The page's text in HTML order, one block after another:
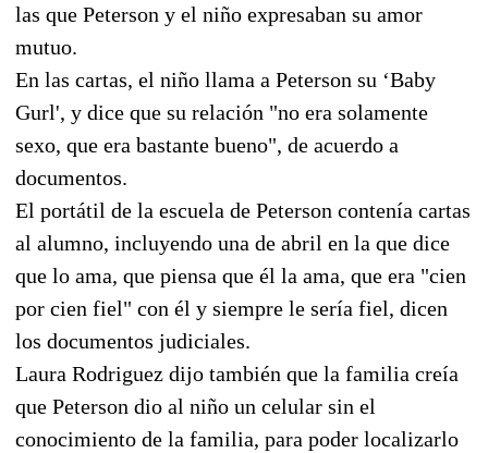
las que Peterson y el niño expresaban su amor
mutuo.
En las cartas, el niño llama a Peterson su ‘Baby
Gurl', y dice que su relación "no era solamente
sexo, que era bastante bueno", de acuerdo a
documentos.
El portátil de la escuela de Peterson contenía cartas
al alumno, incluyendo una de abril en la que dice
que lo ama, que piensa que él la ama, que era "cien
por cien fiel" con él y siempre le sería fiel, dicen
los documentos judiciales.
Laura Rodriguez dijo también que la familia creía
que Peterson dio al niño un celular sin el
conocimiento de la familia, para poder localizarlo